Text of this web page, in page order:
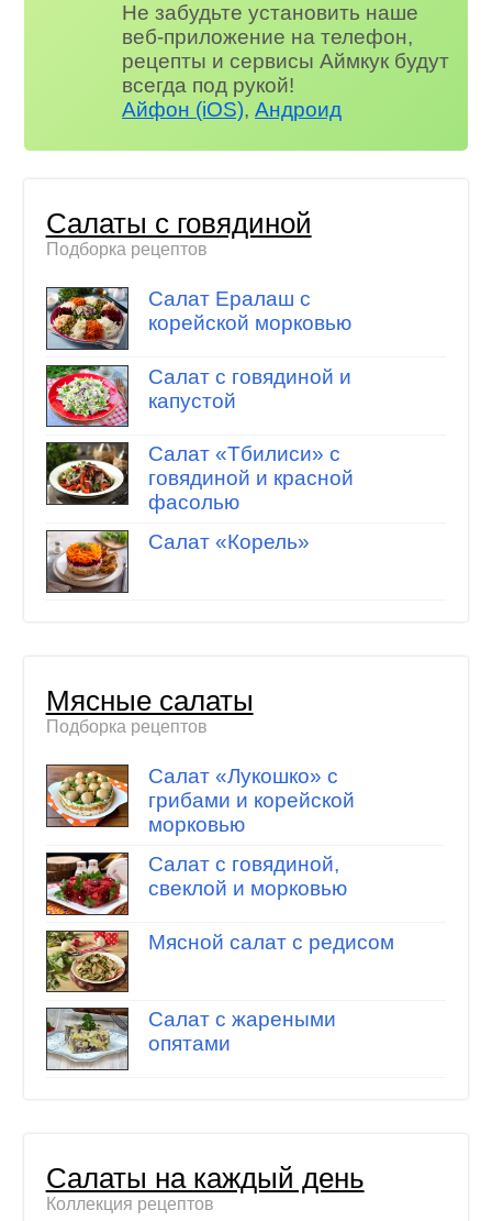
Не забудьте установить наше
веб-приложение на телефон,
рецепты и сервисы Аймкук будут
всегда под рукой!
Айфон (iOS),Андроид
Салаты с говядиной
Подборка рецептов
Салат Ералаш с
корейской морковью
Салат с говядиной и
капустой
Салат «Тбилиси» с
говядиной и красной
фасолью
Салат «Корель»
Мясные салаты
Подборка рецептов
Салат «Лукошко» с
грибами и корейской
морковью
Салат с говядиной,
свеклой и морковью
Мясной салат с редисом
Салат с жареными
опятами
Салаты на каждый день
Коллекция рецептов